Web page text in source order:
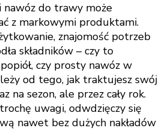
do trawy może
z markowymi produktami.
znajomość potrzeb
składników – czy to
czy prosty nawóz w
od tego, jak traktujesz swój
na sezon, ale przez cały rok.
uwagi, odwdzięczy się
nawet bez dużych nakładów